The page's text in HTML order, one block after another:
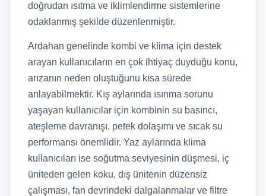
doğrudan ısıtma ve iklimlendirme sistemlerine
odaklanmış şekilde düzenlenmiştir.
Ardahan genelinde kombi ve klima için destek
arayan kullanıcıların en çok ihtiyaç duyduğu konu,
arızanın neden oluştuğunu kısa sürede
anlayabilmektir. Kış aylarında ısınma sorunu
yaşayan kullanıcılar için kombinin su basıncı,
ateşleme davranışı, petek dolaşımı ve sıcak su
performansı önemlidir. Yaz aylarında klima
kullanıcıları ise soğutma seviyesinin düşmesi, iç
üniteden gelen koku, dış ünitenin düzensiz
çalışması, fan devrindeki dalgalanmalar ve filtre